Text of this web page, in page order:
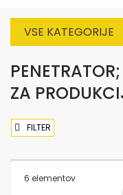
VSE KATEGORIJE
ZA
6 elementov
FILTER